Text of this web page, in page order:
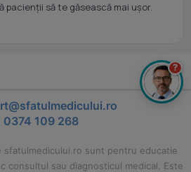
să te găsească mai ușor.
0374 109 268
sfatulmedicului.ro sunt pentru educatie
consultul sau diagnosticul medical. Este
?